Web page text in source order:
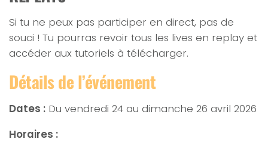
Si tu ne peux pas participer en direct, pas de
souci ! Tu pourras revoir tous les lives en replay et
accéder aux tutoriels à télécharger.
Détails de l’événement
Dates : Du vendredi 24 au dimanche 26 avril 2026
Horaires :